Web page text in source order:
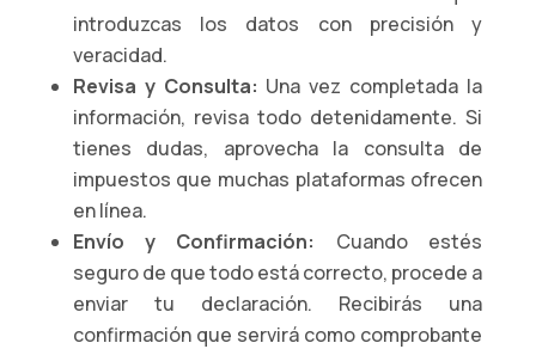
introduzcas los datos con precisión y
veracidad.
Revisa y Consulta: Una vez completada la
información, revisa todo detenidamente. Si
tienes dudas, aprovecha la consulta de
impuestos que muchas plataformas ofrecen
en línea.
Envío y Confirmación:
Cuando estés
seguro de que todo está correcto, procede a
enviar tu declaración. Recibirás una
confirmación que servirá como comprobante